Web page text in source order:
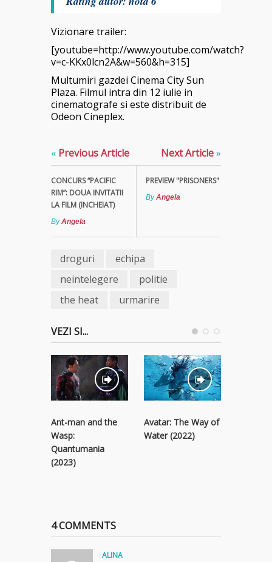
Vizionare trailer:
[youtube=http://www.youtube.com/watch?
v=c-KKx0lcn2A&w=560&h=315]
Multumiri gazdei Cinema City Sun
Plaza. Filmul intra din 12 iulie in
cinematografe si este distribuit de
Odeon Cineplex.
« Previous Article
CONCURS “PACIFIC
RIM”: DOUA INVITATII
LA FILM (INCHEIAT)
ByAngela
Next Article»
PREVIEW "PRISONERS"
ByAngela
droguri
echipa
neintelegere
politie
the heat
urmarire
VEZI SI...
Ant-man and the
Wasp:
Quantumania
(2023)
Avatar: The Way of
Water (2022)
4 COMMENTS
ALINA